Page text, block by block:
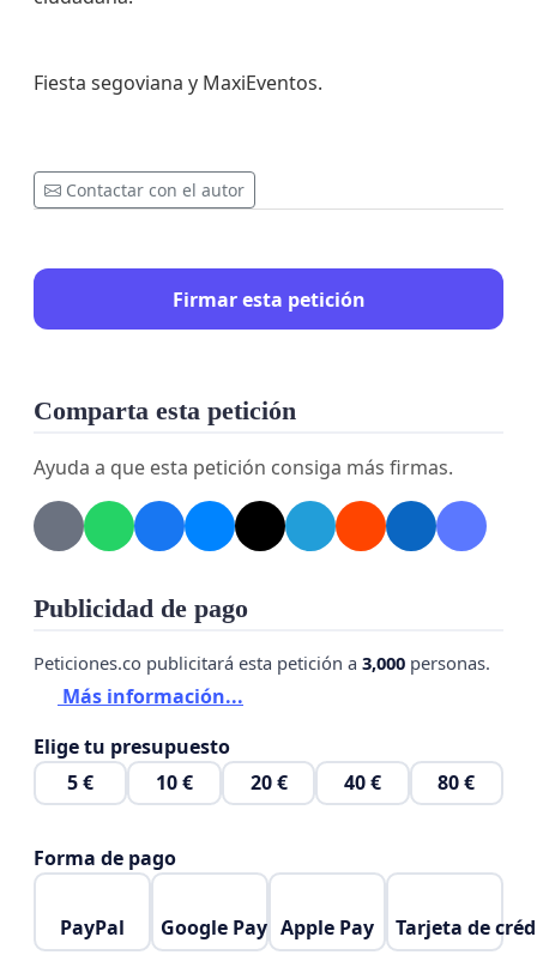
Fiesta segoviana y MaxiEventos.
Contactar con el autor
Firmar esta petición
Comparta esta petición
Ayuda a que esta petición consiga más firmas.
Publicidad de pago
Peticiones.co publicitará esta petición a 3,000 personas.
Más información...
Elige tu presupuesto
5 €
10 € 20 € 40 € 80 €
Forma de pago
PayPal Google Pay Apple Pay Tarjeta de